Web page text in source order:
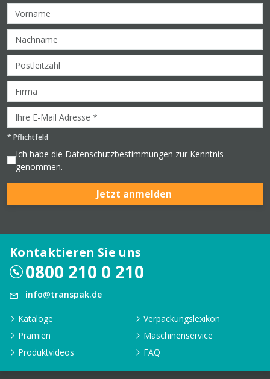
* Pflichtfeld
Ich habe die Datenschutzbestimmungen zur Kenntnis
genommen.
Jetzt anmelden
Kontaktieren Sie uns
0800 210 0 210
info@transpak.de
Kataloge
Verpackungslexikon
Prämien
Maschinenservice
Produktvideos
FAQ